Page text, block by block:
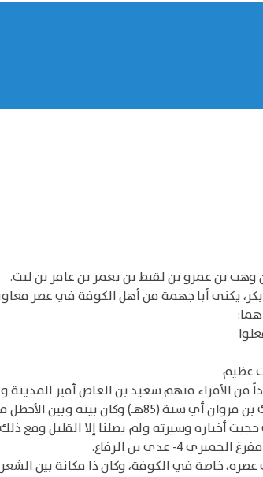
وهب بن عمرو بن لقيط بن يعمر بن عامر بن ليث.
يكنى أبا جهمة من أهل الكوفة في عصر
عظيم
الأمراء منهم سعيد بن العاص أمير المدينة
على فطنة، وذكاء متوقد، وشعر جزل رائق رائع.
أخباره وسيرته ولم يصلنا إلا القليل ومع
خاصة في الكوفة، وكان ذا مكانة بين